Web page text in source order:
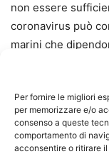
Per fornire le migliori
per memorizzare e/o
consenso a queste
comportamento di
acconsentire o ritirare
non essere
coronavirus può
marini che
Facebook
WhatsApp